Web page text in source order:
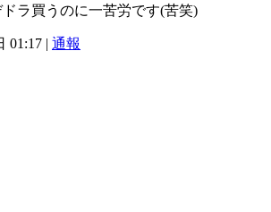
ラ買うのに一苦労です(苦笑)
01:17 | 通報